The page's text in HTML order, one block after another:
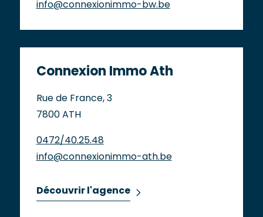
info@connexionimmo-bw.be
Connexion Immo Ath
Rue de France, 3
7800 ATH
0472/40.25.48
info@connexionimmo-ath.be
Découvrir l'agence